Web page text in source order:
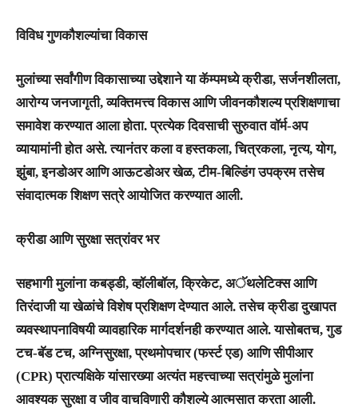
विविध गुणकौशल्यांचा विकास
मुलांच्या सर्वांगीण विकासाच्या उद्देशाने या कॅम्पमध्ये क्रीडा, सर्जनशीलता,
आरोग्य जनजागृती, व्यक्तिमत्त्व विकास आणि जीवनकौशल्य प्रशिक्षणाचा
समावेश करण्यात आला होता. प्रत्येक दिवसाची सुरुवात वॉर्म-अप
व्यायामांनी होत असे. त्यानंतर कला व हस्तकला, चित्रकला, नृत्य, योग,
झुंबा, इनडोअर आणि आऊटडोअर खेळ, टीम-बिल्डिंग उपक्रम तसेच
संवादात्मक शिक्षण सत्रे आयोजित करण्यात आली.
क्रीडा आणि सुरक्षा सत्रांवर भर
सहभागी मुलांना कबड्डी, व्हॉलीबॉल, क्रिकेट, अॅथलेटिक्स आणि
तिरंदाजी या खेळांचे विशेष प्रशिक्षण देण्यात आले. तसेच क्रीडा दुखापत
व्यवस्थापनाविषयी व्यावहारिक मार्गदर्शनही करण्यात आले. यासोबतच, गुड
टच-बॅड टच, अग्निसुरक्षा, प्रथमोपचार (फर्स्ट एड) आणि सीपीआर
(CPR) प्रात्यक्षिके यांसारख्या अत्यंत महत्त्वाच्या सत्रांमुळे मुलांना
आवश्यक सुरक्षा व जीव वाचविणारी कौशल्ये आत्मसात करता आली.